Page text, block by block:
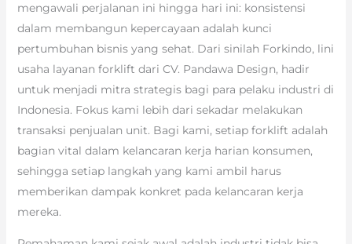
mengawali perjalanan ini hingga hari ini: konsistensi
dalam membangun kepercayaan adalah kunci
pertumbuhan bisnis yang sehat. Dari sinilah Forkindo, lini
usaha layanan forklift dari CV. Pandawa Design, hadir
untuk menjadi mitra strategis bagi para pelaku industri di
Indonesia. Fokus kami lebih dari sekadar melakukan
transaksi penjualan unit. Bagi kami, setiap forklift adalah
bagian vital dalam kelancaran kerja harian konsumen,
sehingga setiap langkah yang kami ambil harus
memberikan dampak konkret pada kelancaran kerja
mereka.